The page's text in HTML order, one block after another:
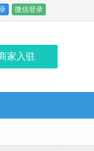
微信登录
家入驻